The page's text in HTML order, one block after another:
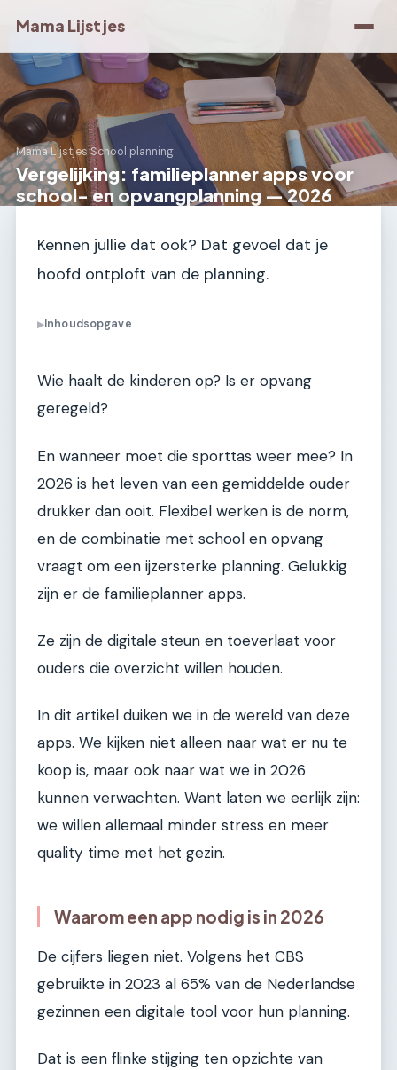
Mama Lijstjes
Mama Lijstjes›School planning
Vergelijking: familieplanner apps voor
school- en opvangplanning — 2026
Kennen jullie dat ook? Dat gevoel dat je
hoofd ontploft van de planning.
▶Inhoudsopgave
Wie haalt de kinderen op? Is er opvang
geregeld?
En wanneer moet die sporttas weer mee? In
2026 is het leven van een gemiddelde ouder
drukker dan ooit. Flexibel werken is de norm,
en de combinatie met school en opvang
vraagt om een ijzersterke planning. Gelukkig
zijn er de familieplanner apps.
Ze zijn de digitale steun en toeverlaat voor
ouders die overzicht willen houden.
In dit artikel duiken we in de wereld van deze
apps. We kijken niet alleen naar wat er nu te
koop is, maar ook naar wat we in 2026
kunnen verwachten. Want laten we eerlijk zijn:
we willen allemaal minder stress en meer
quality time met het gezin.
Waarom een app nodig is in 2026
De cijfers liegen niet. Volgens het CBS
gebruikte in 2023 al 65% van de Nederlandse
gezinnen een digitale tool voor hun planning.
Dat is een flinke stijging ten opzichte van